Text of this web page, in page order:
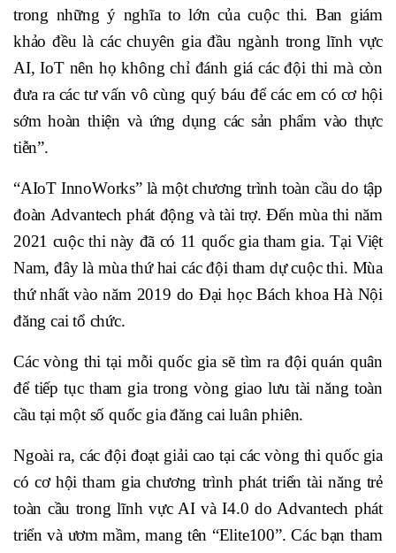
trong những ý nghĩa to lớn của cuộc thi. Ban giám
khảo đều là các chuyên gia đầu ngành trong lĩnh vực
AI, IoT nên họ không chỉ đánh giá các đội thi mà còn
đưa ra các tư vấn vô cùng quý báu để các em có cơ hội
sớm hoàn thiện và ứng dụng các sản phẩm vào thực
tiễn”.
“AIoT InnoWorks” là một chương trình toàn cầu do tập
đoàn Advantech phát động và tài trợ. Đến mùa thi năm
2021 cuộc thi này đã có 11 quốc gia tham gia. Tại Việt
Nam, đây là mùa thứ hai các đội tham dự cuộc thi. Mùa
thứ nhất vào năm 2019 do Đại học Bách khoa Hà Nội
đăng cai tổ chức.
Các vòng thi tại mỗi quốc gia sẽ tìm ra đội quán quân
để tiếp tục tham gia trong vòng giao lưu tài năng toàn
cầu tại một số quốc gia đăng cai luân phiên.
Ngoài ra, các đội đoạt giải cao tại các vòng thi quốc gia
có cơ hội tham gia chương trình phát triển tài năng trẻ
toàn cầu trong lĩnh vực AI và I4.0 do Advantech phát
triển và ươm mầm, mang tên “Elite100”. Các bạn tham